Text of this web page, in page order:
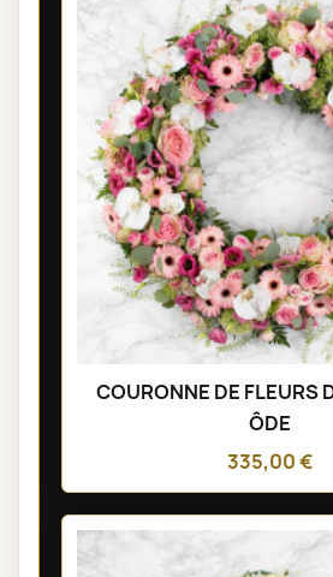
COURONNE DE FLEURS
ÔDE
335,00 €